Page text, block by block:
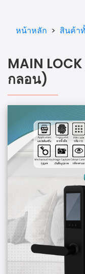
หน้าหลัก > สินค้า
MAIN
กลอน)